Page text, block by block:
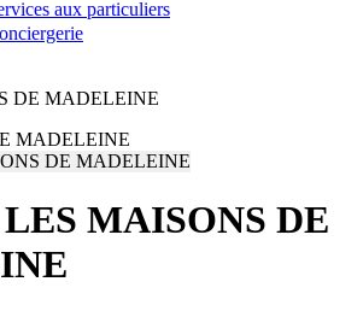
aux particuliers
DE MADELEINE
MAISONS DE